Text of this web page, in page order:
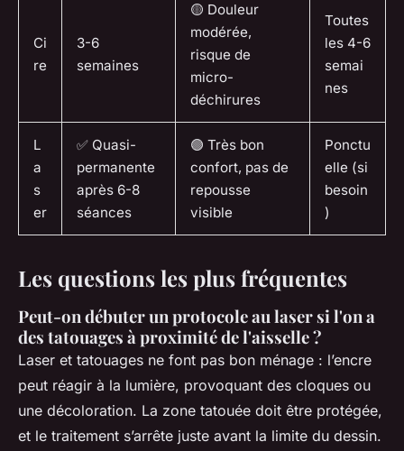
Ci
re
3-6
semaines
🟡 Douleur
modérée,
risque de
micro-
déchirures
Toutes
les 4-6
semai
nes
L
a
s
er
✅ Quasi-
permanente
après 6-8
séances
🟢 Très bon
confort, pas de
repousse
visible
Ponctu
elle (si
besoin
)
Les questions les plus fréquentes
Peut-on débuter un protocole au laser si l'on a
des tatouages à proximité de l'aisselle ?
Laser et tatouages ne font pas bon ménage : l’encre
peut réagir à la lumière, provoquant des cloques ou
une décoloration. La zone tatouée doit être protégée,
et le traitement s’arrête juste avant la limite du dessin.